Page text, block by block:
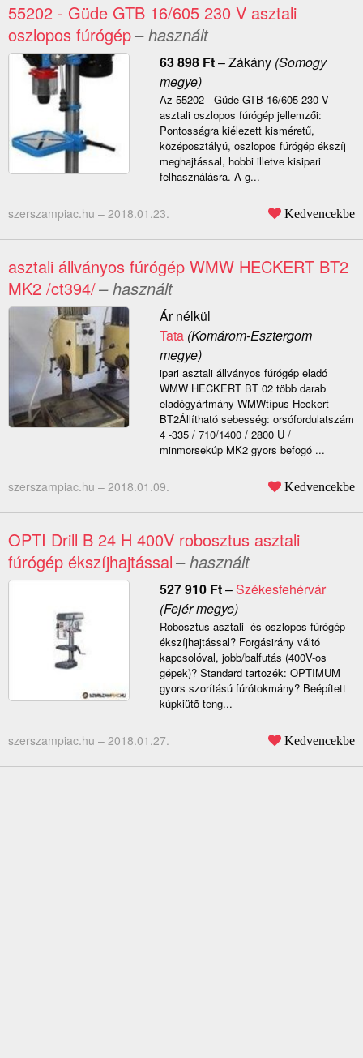
55202 - Güde GTB 16/605 230 V asztali
oszlopos fúrógép– használt
63 898 Ft–Zákány(Somogy
megye)
Az 55202 - Güde GTB 16/605 230 V
asztali oszlopos fúrógép jellemzői:
Pontosságra kiélezett kisméretű,
középosztályú, oszlopos fúrógép ékszíj
meghajtással, hobbi illetve kisipari
felhasználásra. A g...
szerszampiac.hu – 2018.01.23. Kedvencekbe
asztali állványos fúrógép WMW HECKERT BT2
MK2 /ct394/– használt
Ár nélkül
Tata(Komárom-Esztergom
megye)
ipari asztali állványos fúrógép eladó
WMW HECKERT BT 02 több darab
eladógyártmány WMWtípus Heckert
BT2Állítható sebesség: orsófordulatszám
4 -335 / 710/1400 / 2800 U /
minmorsekúp MK2 gyors befogó ...
szerszampiac.hu – 2018.01.09. Kedvencekbe
OPTI Drill B 24 H 400V robosztus asztali
fúrógép ékszíjhajtással– használt
527 910 Ft–Székesfehérvár
(Fejér megye)
Robosztus asztali- és oszlopos fúrógép
ékszíjhajtással? Forgásirány váltó
kapcsolóval, jobb/balfutás (400V-os
gépek)? Standard tartozék: OPTIMUM
gyors szorítású fúrótokmány? Beépített
kúpkiütõ teng...
szerszampiac.hu – 2018.01.27. Kedvencekbe